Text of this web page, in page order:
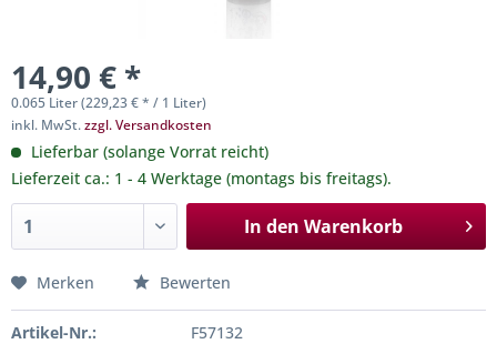
14,90 € *
0.065 Liter (229,23 € * / 1 Liter)
inkl. MwSt.zzgl. Versandkosten
Lieferbar (solange Vorrat reicht)
Lieferzeit ca.: 1 - 4 Werktage (montags bis freitags).
In den Warenkorb
Merken Bewerten
Artikel-Nr.:
F57132